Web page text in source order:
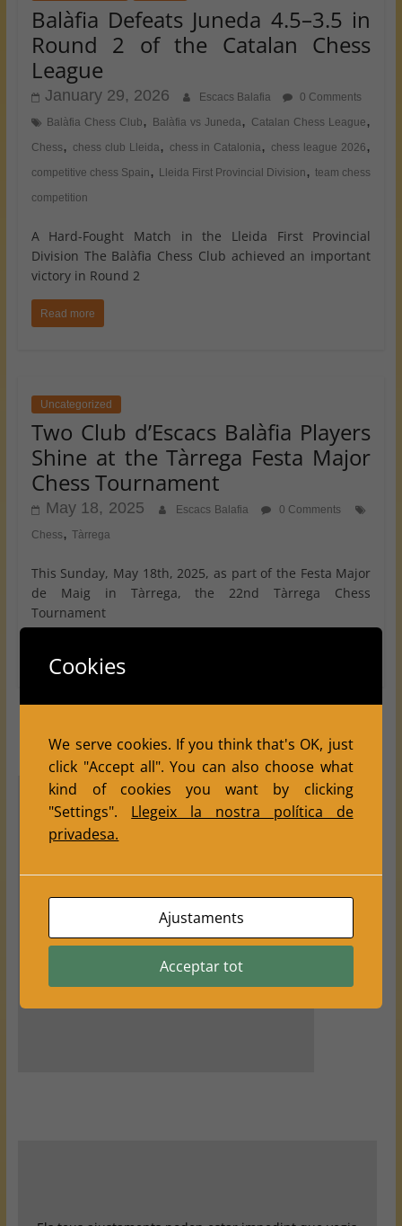
Balàfia Defeats Juneda 4.5–3.5 in
Round 2 of the Catalan Chess
League
January 29, 2026 Escacs Balafia
0 Comments
Balàfia Chess Club, Balàfia vs Juneda, Catalan Chess League,
Chess, chess club Lleida, chess in Catalonia, chess league 2026,
competitive chess Spain, Lleida First Provincial Division,team chess
competition
A Hard-Fought Match in the Lleida First Provincial
Division The Balàfia Chess Club achieved an important
victory in Round 2
Read more
Uncategorized
Two Club d’Escacs Balàfia Players
Shine at the Tàrrega Festa Major
Chess Tournament
May 18, 2025 Escacs Balafia
0 Comments
Chess, Tàrrega
This Sunday, May 18th, 2025, as part of the Festa Major
de Maig in Tàrrega, the 22nd Tàrrega Chess
Tournament
Español
Els teus ajustaments poden estar impedint
que vegis aquest contingut. Probablement
tens desactivada l'opció "Experiència".
Revisa els teus ajustaments
Cookies
We serve cookies. If you think that's OK, just
click "Accept all". You can also choose what
kind of cookies you want by clicking
"Settings". Llegeix la nostra política de
privadesa.
Ajustaments
Acceptar tot